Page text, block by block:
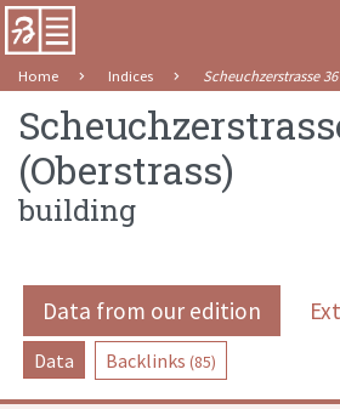
Home Indices Scheuchzerstrasse
(Oberstrass)
building
Data from our edition
Data Backlinks (85)